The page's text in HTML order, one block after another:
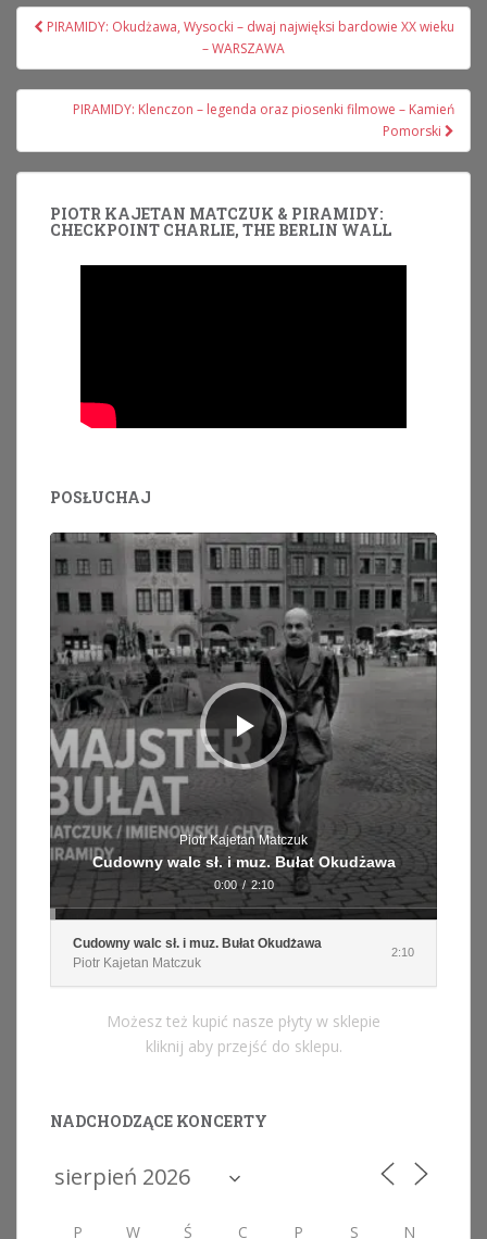
Nawigacja
PIRAMIDY: Okudżawa, Wysocki – dwaj najwięksi bardowie XX wieku
– WARSZAWA
PIRAMIDY: Klenczon – legenda oraz piosenki filmowe – Kamień
Pomorski
PIOTR KAJETAN MATCZUK & PIRAMIDY:
CHECKPOINT CHARLIE, THE BERLIN WALL
POSŁUCHAJ
Odtwarzacz
dźwiękowych
Piotr Kajetan Matczuk
Cudowny walc sł. i muz. Bułat Okudżawa
0:00 / 2:10
Cudowny walc sł. i muz. Bułat Okudżawa
Piotr Kajetan Matczuk
2:10
Możesz też kupić nasze płyty w sklepie
kliknij aby przejść do sklepu.
NADCHODZĄCE KONCERTY
P W Ś C P S N